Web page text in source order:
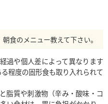
食のメニュー教えて下さい。
過や個人差によって異なります
程度の固形食も取り入れられて
脂質や刺激物（辛み・酸味・コ